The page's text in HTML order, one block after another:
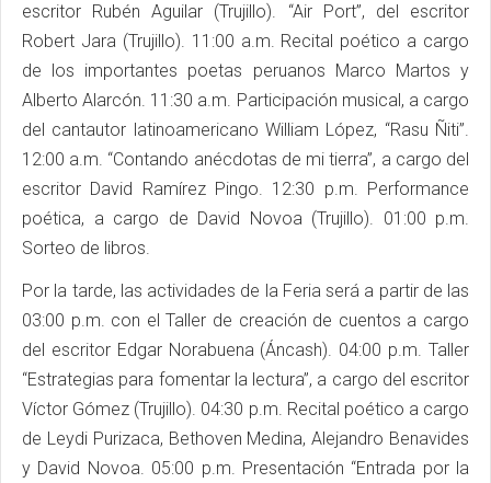
escritor Rubén Aguilar (Trujillo). “Air Port”, del escritor
Robert Jara (Trujillo). 11:00 a.m. Recital poético a cargo
de los importantes poetas peruanos Marco Martos y
Alberto Alarcón. 11:30 a.m. Participación musical, a cargo
del cantautor latinoamericano William López, “Rasu Ñiti”.
12:00 a.m. “Contando anécdotas de mi tierra”, a cargo del
escritor David Ramírez Pingo. 12:30 p.m. Performance
poética, a cargo de David Novoa (Trujillo). 01:00 p.m.
Sorteo de libros.
Por la tarde, las actividades de la Feria será a partir de las
03:00 p.m. con el Taller de creación de cuentos a cargo
del escritor Edgar Norabuena (Áncash). 04:00 p.m. Taller
“Estrategias para fomentar la lectura”, a cargo del escritor
Víctor Gómez (Trujillo). 04:30 p.m. Recital poético a cargo
de Leydi Purizaca, Bethoven Medina, Alejandro Benavides
y David Novoa. 05:00 p.m. Presentación “Entrada por la